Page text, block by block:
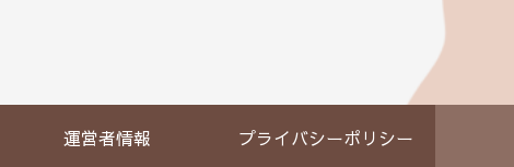
運営者情報 プライバシーポリシー